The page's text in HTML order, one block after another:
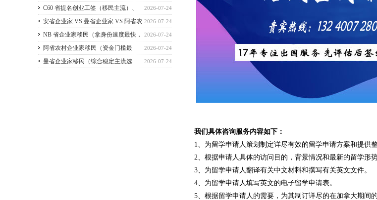
我们具体咨询服务内容如下：
1、为留学申请人策划制定详尽有效的留学申请方案和提供
2、根据申请人具体的访问目的，背景情况和最新的留学形
3、为留学申请人翻译有关中文材料和撰写有关英文文件。
4、为留学申请人填写英文的电子留学申请表。
5、根据留学申请人的需要，为其制订详尽的在加拿大期间
/ NB 省，唯一稳定转永居，重点）
2026-07-24
C60 省提名创业工签（移民主流）、
C11 自雇工签、SUV 科创工签、ICT 跨国高管工
签
2026-07-24
安省企业家 VS 曼省企业家 VS 阿省农
村企业家 VS NB 省企业家 四合一详细对比
（2026 年 7 月最新官方政策）
2026-07-24
NB 省企业家移民（拿身份速度最快，
短期创业过渡首选）
2026-07-24
阿省农村企业家移民（资金门槛最
低，预算有限首选）
2026-07-24
曼省企业家移民（综合稳定主流选